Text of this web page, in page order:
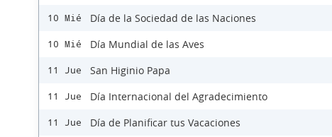
10 Mié Día de la Sociedad de las Naciones
10 Mié Día Mundial de las Aves
11 Jue San Higinio Papa
11 Jue Día Internacional del Agradecimiento
11 Jue Día de Planificar tus Vacaciones